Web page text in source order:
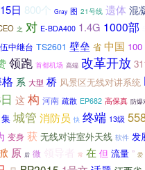
15日 800个 Gray 图 21号线 遗体 混
之 对 E-BDA400 1.4G 1000部
中继台 TS2601 壁垒 省 中国 100
领跑 首都机场 高端 改革开放
系 大型 桥 风景区无线对讲系统
这构 河南 疏散 EP682 高保真 防爆
集 城管 消防员 快 终端 13级
变身 获 无线对讲室外天线 软件 发
原 后 微 常 在 但 流量 ” 爱